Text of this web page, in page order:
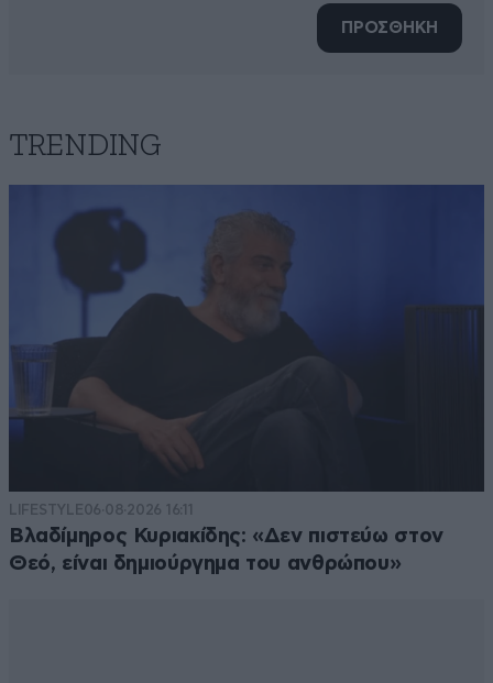
ΠΡΟΣΘΗΚΗ
TRENDING
LIFESTYLE06·08·2026 16:11
Βλαδίμηρος Κυριακίδης: «Δεν πιστεύω στον
Θεό, είναι δημιούργημα του ανθρώπου»